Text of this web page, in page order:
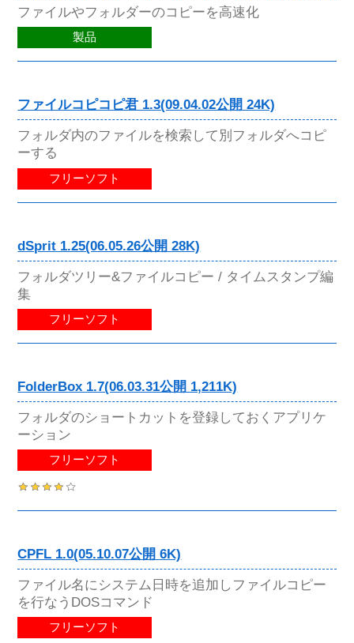
ファイルやフォルダーのコピーを高速化
製品
ファイルコピコピ君 1.3(09.04.02公開 24K)
フォルダ内のファイルを検索して別フォルダへコピ
ーする
フリーソフト
dSprit 1.25(06.05.26公開 28K)
フォルダツリー&ファイルコピー / タイムスタンプ編
集
フリーソフト
FolderBox 1.7(06.03.31公開 1,211K)
フォルダのショートカットを登録しておくアプリケ
ーション
フリーソフト
CPFL 1.0(05.10.07公開 6K)
ファイル名にシステム日時を追加しファイルコピー
を行なうDOSコマンド
フリーソフト